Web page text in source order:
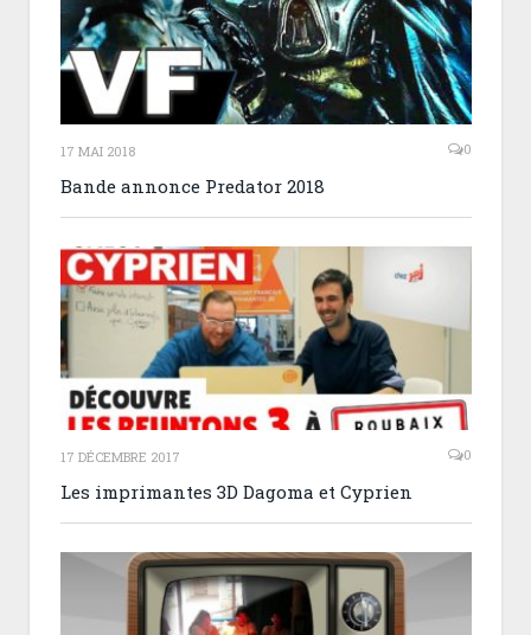
17 MAI 2018 0
Bande annonce Predator 2018
17 DÉCEMBRE 2017 0
Les imprimantes 3D Dagoma et Cyprien